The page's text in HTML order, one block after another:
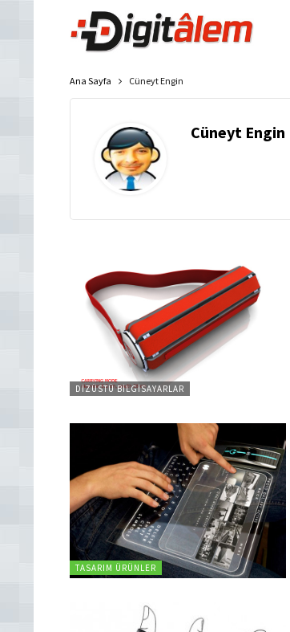
Ana Sayfa Cüneyt Engin
Cüneyt Engin
DIZÜSTÜ BILGISAYARLAR
TASARIM ÜRÜNLER